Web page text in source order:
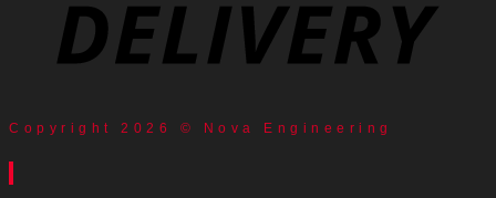
Copyright 2026 © Nova Engineering